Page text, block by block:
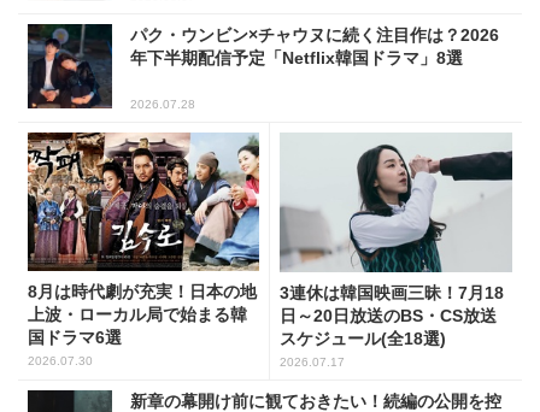
パク・ウンビン×チャウヌに続く注目作は？2026
年下半期配信予定「Netflix韓国ドラマ」8選
2026.07.28
8月は時代劇が充実！日本の地
上波・ローカル局で始まる韓
国ドラマ6選
2026.07.30
3連休は韓国映画三昧！7月18
日～20日放送のBS・CS放送
スケジュール(全18選)
2026.07.17
新章の幕開け前に観ておきたい！続編の公開を控